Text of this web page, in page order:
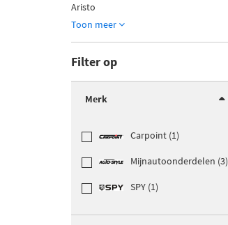
Aristo
Toon meer
Filter op
Merk
Carpoint (1)
Mijnautoonderdelen (3)
SPY (1)